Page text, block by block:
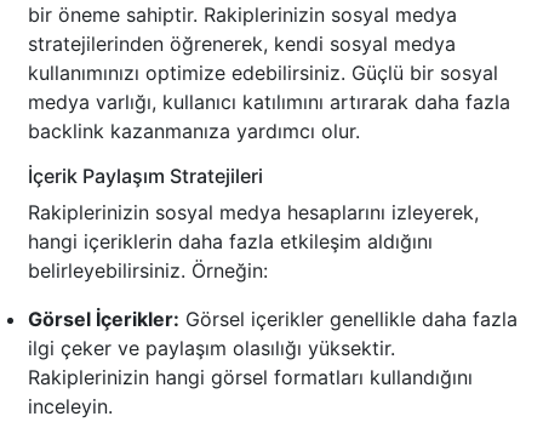
bir öneme sahiptir. Rakiplerinizin sosyal medya
stratejilerinden öğrenerek, kendi sosyal medya
kullanımınızı optimize edebilirsiniz. Güçlü bir sosyal
medya varlığı, kullanıcı katılımını artırarak daha fazla
backlink kazanmanıza yardımcı olur.
İçerik Paylaşım Stratejileri
Rakiplerinizin sosyal medya hesaplarını izleyerek,
hangi içeriklerin daha fazla etkileşim aldığını
belirleyebilirsiniz. Örneğin:
Görsel İçerikler: Görsel içerikler genellikle daha fazla
ilgi çeker ve paylaşım olasılığı yüksektir.
Rakiplerinizin hangi görsel formatları kullandığını
inceleyin.